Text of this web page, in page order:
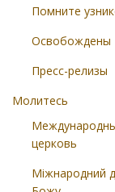
Помните
Освобождены
Пресс-релизы
Молитесь
церковь
Міжнародний